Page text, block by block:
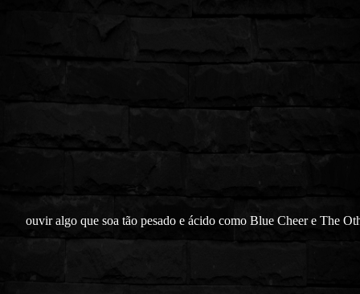
ouvir algo que soa tão pesado e ácido como Blue Cheer e The